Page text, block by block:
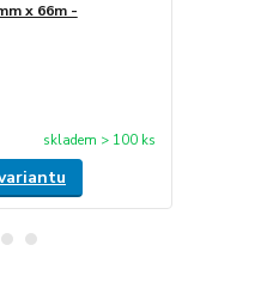
x 66m -
skladem > 100 ks